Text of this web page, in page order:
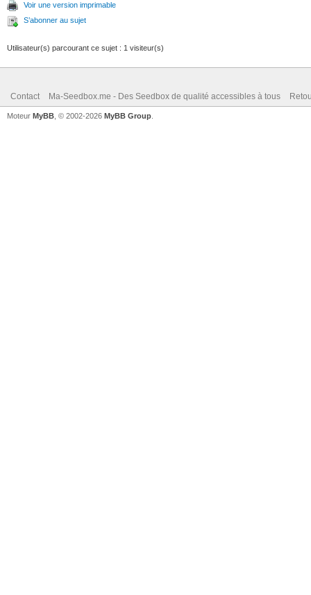
Voir une version imprimable
S’abonner au sujet
Utilisateur(s) parcourant ce sujet : 1 visiteur(s)
Contact Ma-Seedbox.me - Des Seedbox de qualité accessibles à tous
Moteur MyBB , © 2002-2026 MyBB Group